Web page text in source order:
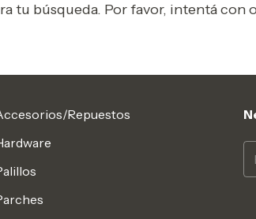
tu búsqueda. Por favor, intentá con
Repuestos